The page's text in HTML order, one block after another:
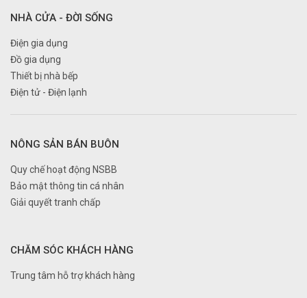
NHÀ CỬA - ĐỜI SỐNG
Điện gia dụng
Đồ gia dụng
Thiết bị nhà bếp
Điện tử - Điện lạnh
NÔNG SẢN BÁN BUÔN
Quy chế hoạt động NSBB
Bảo mật thông tin cá nhân
Giải quyết tranh chấp
CHĂM SÓC KHÁCH HÀNG
Trung tâm hỗ trợ khách hàng